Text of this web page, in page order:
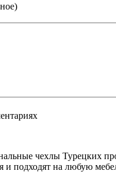
чехлы Турецких
и подходят на любую